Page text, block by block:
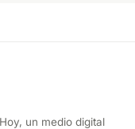
un medio digital